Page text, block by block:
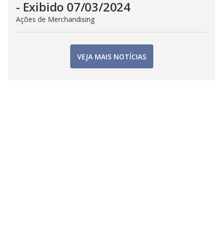
- Exibido 07/03/2024
Ações de Merchandising
VEJA MAIS NOTÍCIAS